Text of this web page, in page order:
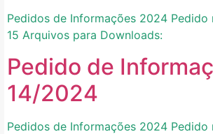
Pedidos de Informações 2024 Pedido
15 Arquivos para Downloads:
Pedido de
14/2024
Pedidos de Informações 2024 Pedido